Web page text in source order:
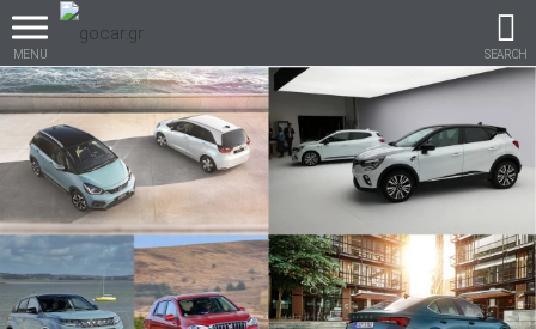
MENU SEARCH
Βρες τα πάντα για το
αυτοκίνητο!